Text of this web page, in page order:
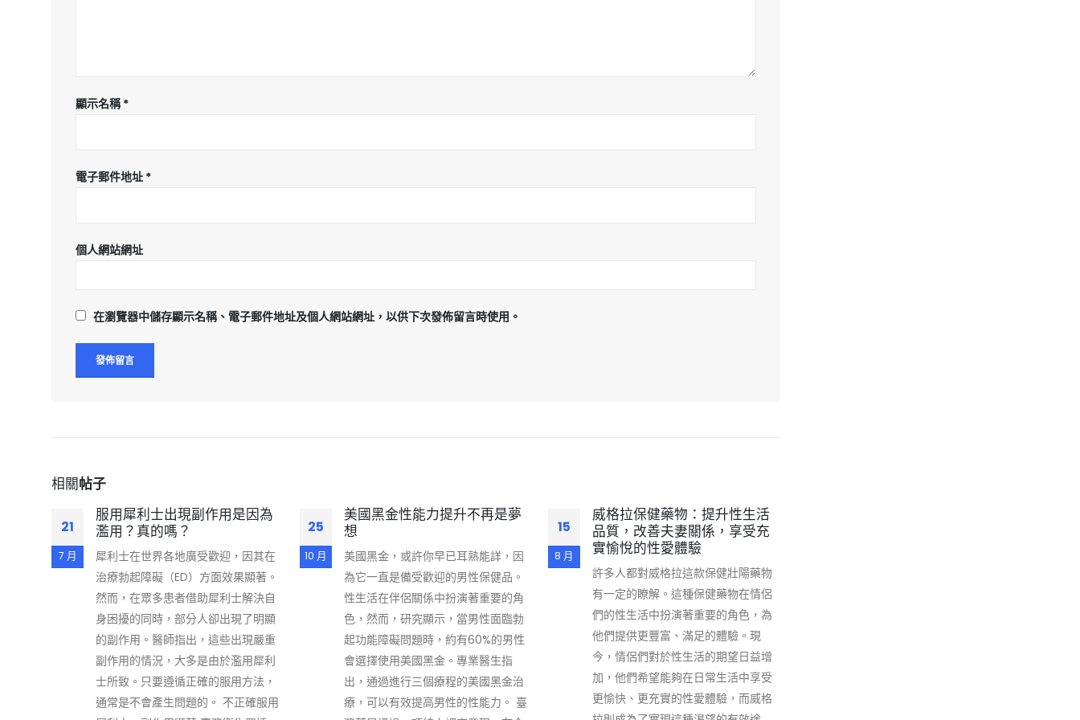
顯示名稱*
電子郵件地址 *
個人網站網址
在瀏覽器中儲存顯示名稱、電子郵件地址及個人網站網址，以供下次發佈留言時使用。
相關帖子
21
7 月
服用犀利士出現副作用是因為
濫用？真的嗎？
犀利士在世界各地廣受歡迎，因其在
治療勃起障礙（ED）方面效果顯著。
然而，在眾多患者借助犀利士解決自
身困擾的同時，部分人卻出現了明顯
的副作用。醫師指出，這些出現嚴重
副作用的情況，大多是由於濫用犀利
士所致。只要遵循正確的服用方法，
通常是不會產生問題的。 不正確服用
25
10 月
美國黑金性能力提升不再是夢
想
美國黑金，或許你早已耳熟能詳，因
為它一直是備受歡迎的男性保健品。
性生活在伴侶關係中扮演著重要的角
色，然而，研究顯示，當男性面臨勃
起功能障礙問題時，約有60%的男性
會選擇使用美國黑金。專業醫生指
出，通過進行三個療程的美國黑金治
療，可以有效提高男性的性能力。 臺
15
8 月
威格拉保健藥物：提升性生活
品質，改善夫妻關係，享受充
實愉悅的性愛體驗
許多人都對威格拉這款保健壯陽藥物
有一定的瞭解。這種保健藥物在情侶
們的性生活中扮演著重要的角色，為
他們提供更豐富、滿足的體驗。現
今，情侶們對於性生活的期望日益增
加，他們希望能夠在日常生活中享受
更愉快、更充實的性愛體驗，而威格